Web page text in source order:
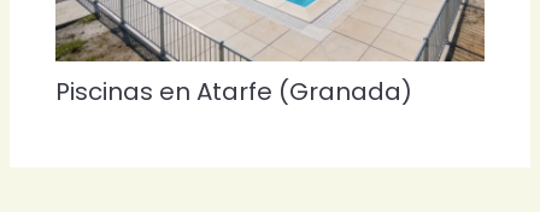
Piscinas en Atarfe (Granada)